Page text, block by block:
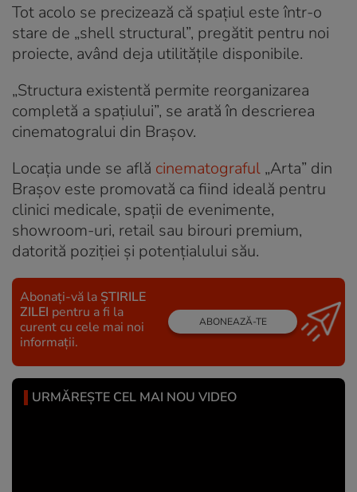
Tot acolo se precizează că spațiul este într-o
stare de „shell structural”, pregătit pentru noi
proiecte, având deja utilitățile disponibile.
„Structura existentă permite reorganizarea
completă a spațiului”, se arată în descrierea
cinematogralui din Brașov.
Locația unde se află cinematograful „Arta” din
Brașov este promovată ca fiind ideală pentru
clinici medicale, spații de evenimente,
showroom-uri, retail sau birouri premium,
datorită poziției și potențialului său.
Abonați-vă la ȘTIRILE
ZILEI pentru a fi la
curent cu cele mai noi
informații.
ABONEAZĂ-TE
URMĂREȘTE CEL MAI NOU VIDEO